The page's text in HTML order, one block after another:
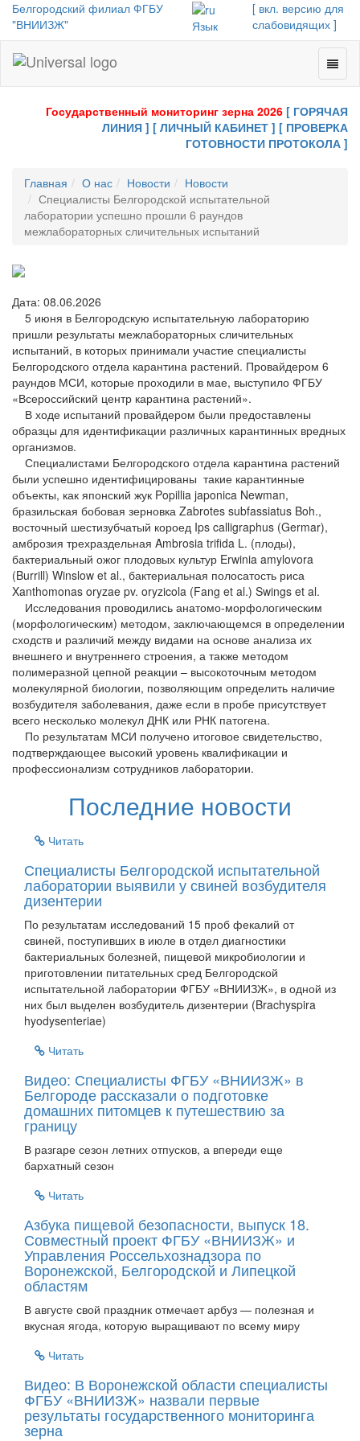
Белгородский филиал ФГБУ
"ВНИИЗЖ"
Язык
[ вкл. версию для
слабовидящих ]
-
Toggle
Государственный мониторинг зерна 2026 [ ГОРЯЧАЯ
ЛИНИЯ ] [ ЛИЧНЫЙ КАБИНЕТ ] [ ПРОВЕРКА
ГОТОВНОСТИ ПРОТОКОЛА ]
Главная О нас Новости
Новости
Специалисты Белгородской испытательной
лаборатории успешно прошли 6 раундов
межлабораторных сличительных испытаний
Дата: 08.06.2026
5 июня в Белгородскую испытательную лабораторию
пришли результаты межлабораторных сличительных
испытаний, в которых принимали участие специалисты
Белгородского отдела карантина растений. Провайдером 6
раундов МСИ, которые проходили в мае, выступило ФГБУ
«Всероссийский центр карантина растений».
В ходе испытаний провайдером были предоставлены
образцы для идентификации различных карантинных вредных
организмов.
Специалистами Белгородского отдела карантина растений
были успешно идентифицированы такие карантинные
объекты, как японский жук Popillia japonica Newman,
бразильская бобовая зерновка Zabrotes subfassiatus Boh.,
восточный шестизубчатый короед Ips calligraphus (Germar),
амброзия трехраздельная Ambrosia trifida L. (плоды),
бактериальный ожог плодовых культур Erwinia amylovora
(Burrill) Winslow et al., бактериальная полосатость риса
Xanthomonas oryzae pv. oryzicola (Fang et al.) Swings et al.
Исследования проводились анатомо-морфологическим
(морфологическим) методом, заключающемся в определении
сходств и различий между видами на основе анализа их
внешнего и внутреннего строения, а также методом
полимеразной цепной реакции – высокоточным методом
молекулярной биологии, позволяющим определить наличие
возбудителя заболевания, даже если в пробе присутствует
всего несколько молекул ДНК или РНК патогена.
По результатам МСИ получено итоговое свидетельство,
подтверждающее высокий уровень квалификации и
профессионализм сотрудников лаборатории.
Последние новости
Читать
Специалисты Белгородской испытательной
лаборатории выявили у свиней возбудителя
дизентерии
По результатам исследований 15 проб фекалий от
свиней, поступивших в июле в отдел диагностики
бактериальных болезней, пищевой микробиологии и
приготовлении питательных сред Белгородской
испытательной лаборатории ФГБУ «ВНИИЗЖ», в одной из
них был выделен возбудитель дизентерии (Brachyspira
hyodysenteriae)
Читать
Видео: Специалисты ФГБУ «ВНИИЗЖ» в
Белгороде рассказали о подготовке
домашних питомцев к путешествию за
границу
В разгаре сезон летних отпусков, а впереди еще
бархатный сезон
Читать
Азбука пищевой безопасности, выпуск 18.
Совместный проект ФГБУ «ВНИИЗЖ» и
Управления Россельхознадзора по
Воронежской, Белгородской и Липецкой
областям
В августе свой праздник отмечает арбуз — полезная и
вкусная ягода, которую выращивают по всему миру
Читать
Видео: В Воронежской области специалисты
ФГБУ «ВНИИЗЖ» назвали первые
результаты государственного мониторинга
зерна